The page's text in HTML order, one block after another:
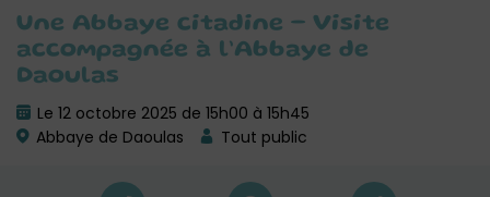
Une Abbaye citadine – Visite
accompagnée à l’Abbaye de
Daoulas
Le 12 octobre 2025 de 15h00 à 15h45
Abbaye de Daoulas
Tout public